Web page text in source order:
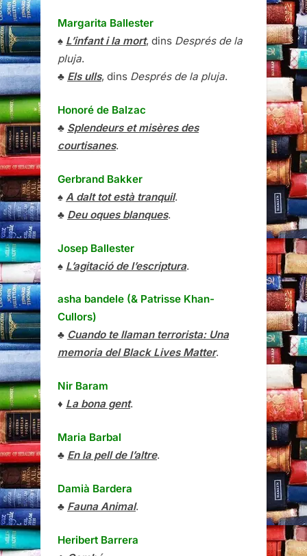
Margarita Ballester
♠ L’infant i la mort, dins Després de la
pluja.
♣ Els ulls, dins Després de la pluja.
Honoré de Balzac
♣ Splendeurs et misères des
courtisanes.
Gerbrand Bakker
♠ A dalt tot està tranquil.
♣ Deu oques blanques.
Josep Ballester
♠ L’agitació de l’escriptura.
asha bandele (& Patrisse Khan-
Cullors)
♣ Cuando te llaman terrorista: Una
memoria del Black Lives Matter.
Nir Baram
♦ La bona gent.
Maria Barbal
♣ En la pell de l’altre.
Damià Bardera
♣ Fauna Animal.
Heribert Barrera